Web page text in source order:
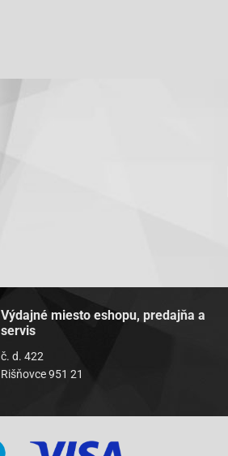
Výdajné miesto eshopu, predajňa a
servis
č. d. 422
Rišňovce 951 21